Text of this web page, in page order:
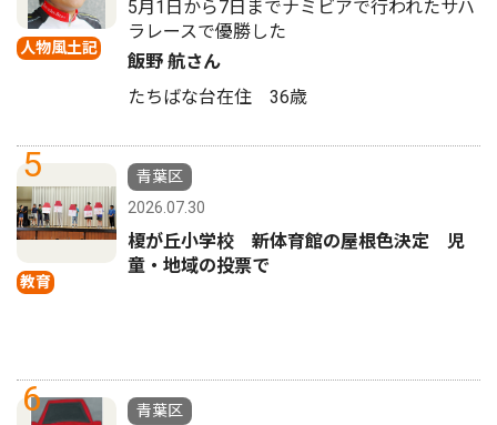
人物風土記
5月1日から7日までナミビアで行われたサハ
ラレースで優勝した
飯野 航さん
たちばな台在住 36歳
5
教育
青葉区
2026.07.30
榎が丘小学校 新体育館の屋根色決定 児
童・地域の投票で
6
青葉区